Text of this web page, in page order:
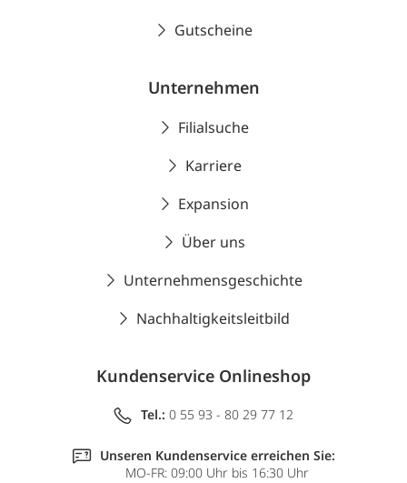
Gutscheine
Unternehmen
Filialsuche
Karriere
Expansion
Über uns
Unternehmensgeschichte
Nachhaltigkeitsleitbild
Kundenservice Onlineshop
Tel.: 0 55 93 - 80 29 77 12
Unseren Kundenservice erreichen Sie:
MO-FR: 09:00 Uhr bis 16:30 Uhr